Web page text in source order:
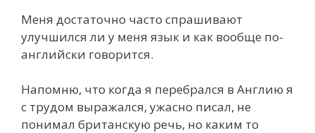
Меня достаточно часто спрашивают
улучшился ли у меня язык и как вообще по-
английски говорится.
Напомню, что когда я перебрался в Англию я
с трудом выражался, ужасно писал, не
понимал британскую речь, но каким то